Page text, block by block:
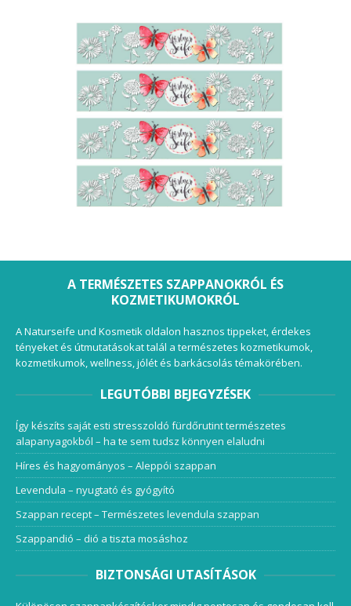
A TERMÉSZETES SZAPPANOKRÓL ÉS
KOZMETIKUMOKRÓL
A Naturseife und Kosmetik oldalon hasznos tippeket, érdekes
tényeket és útmutatásokat talál a természetes kozmetikumok,
kozmetikumok, wellness, jólét és barkácsolás témakörében.
LEGUTÓBBI BEJEGYZÉSEK
Így készíts saját esti stresszoldó fürdőrutint természetes
alapanyagokból – ha te sem tudsz könnyen elaludni
Híres és hagyományos – Aleppói szappan
Levendula – nyugtató és gyógyító
Szappan recept – Természetes levendula szappan
Szappandió – dió a tiszta mosáshoz
BIZTONSÁGI UTASÍTÁSOK